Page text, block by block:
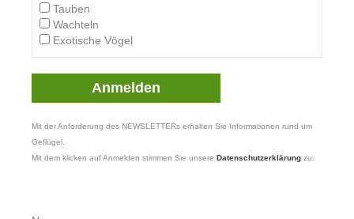
Tauben
Wachteln
Exotische Vögel
Mit der Anforderung des NEWSLETTERs erhalten Sie Informationen rund um
Geflügel.
Mit dem klicken auf Anmelden stimmen Sie unsere Datenschutzerklärung zu.